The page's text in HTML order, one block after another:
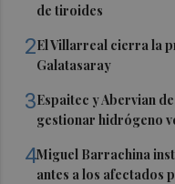
de tiroides
2El Villarreal cierra la
Galatasaray
3Espaitec y Abervian
gestionar hidrógeno
4Miguel Barrachina
antes a los afectados